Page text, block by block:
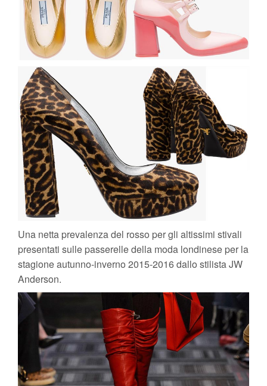
Una netta prevalenza del rosso per gli altissimi stivali
presentati sulle passerelle della moda londinese per la
stagione autunno-inverno 2015-2016 dallo stilista JW
Anderson.